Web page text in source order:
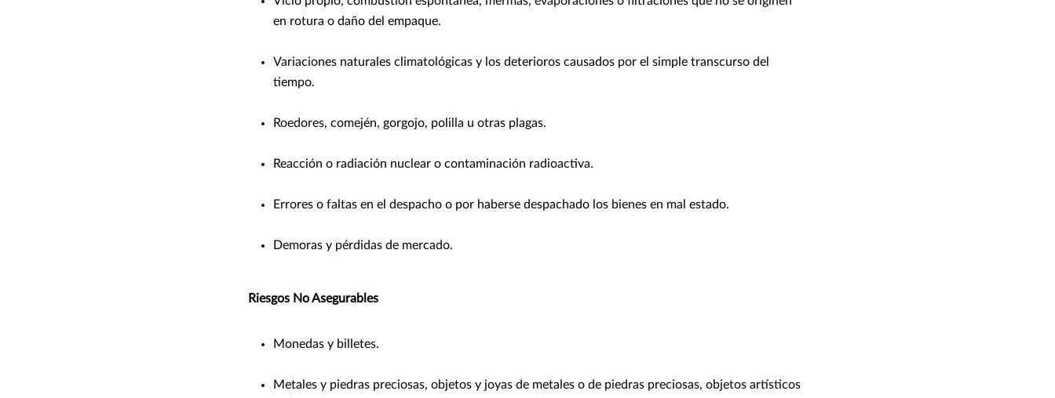
en rotura o daño del empaque.
Variaciones naturales climatológicas y los deterioros causados por el simple transcurso del
tiempo.
Roedores, comején, gorgojo, polilla u otras plagas.
Reacción o radiación nuclear o contaminación radioactiva.
Errores o faltas en el despacho o por haberse despachado los bienes en mal estado.
Demoras y pérdidas de mercado.
Riesgos No Asegurables
Monedas y billetes.
Metales y piedras preciosas, objetos y joyas de metales o de piedras preciosas, objetos artísticos